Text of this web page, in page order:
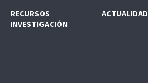
RECURSOS
INVESTIGACIÓN
ACTUALIDAD